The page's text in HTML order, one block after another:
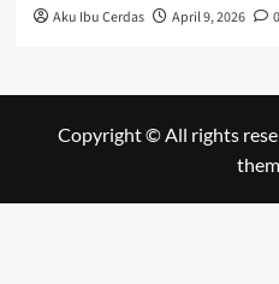
Aku Ibu Cerdas April 9, 2026 0
Copyright © All rights